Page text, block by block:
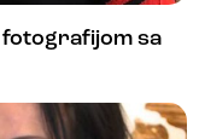
sa